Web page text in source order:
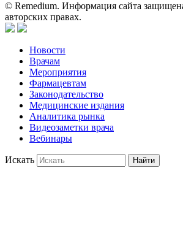
© Remedium. Информация сайта
авторских правах.
Новости
Врачам
Мероприятия
Фармацевтам
Законодательство
Медицинские издания
Аналитика рынка
Видеозаметки врача
Вебинары
Искать Найти